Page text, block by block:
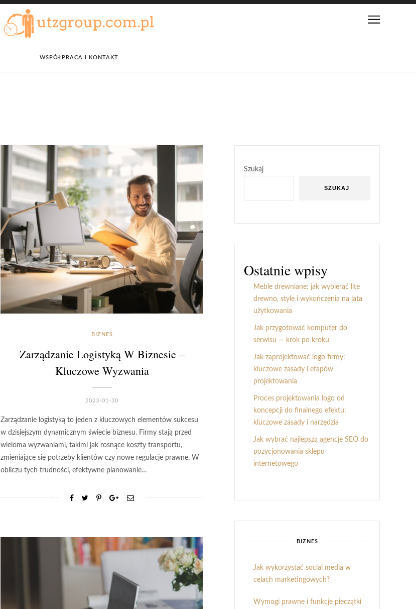
WSPÓŁPRACA I KONTAKT
BIZNES
Zarządzanie Logistyką W Biznesie –
Kluczowe Wyzwania
2023-01-30
Zarządzanie logistyką to jeden z kluczowych elementów sukcesu
w dzisiejszym dynamicznym świecie biznesu. Firmy stają przed
wieloma wyzwaniami, takimi jak rosnące koszty transportu,
zmieniające się potrzeby klientów czy nowe regulacje prawne. W
obliczu tych trudności, efektywne planowanie…
Szukaj
SZUKAJ
Ostatnie wpisy
Meble drewniane: jak wybierać lite
drewno, style i wykończenia na lata
użytkowania
Jak przygotować komputer do
serwisu — krok po kroku
Jak zaprojektować logo firmy:
kluczowe zasady i etapów
projektowania
Proces projektowania logo od
koncepcji do finalnego efektu:
kluczowe zasady i narzędzia
Jak wybrać najlepszą agencję SEO do
pozycjonowania sklepu
internetowego
BIZNES
Jak wykorzystać social media w
celach marketingowych?
Wymogi prawne i funkcje pieczątki